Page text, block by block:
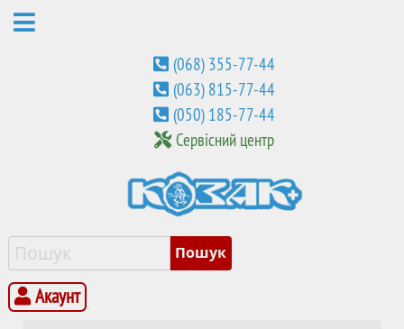
(068) 355-77-44
(063) 815-77-44
(050) 185-77-44
Сервісний центр
Акаунт